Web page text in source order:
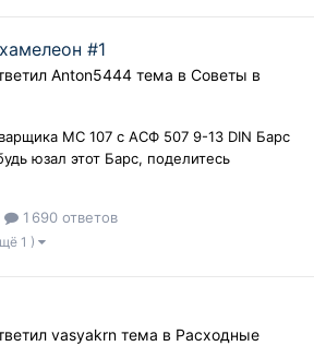
#1
Anton5444 тема в Советы в
МС 107 с АСФ 507 9-13 DIN Барс
юзал этот Барс, поделитесь
1 690 ответов
1 )
vasyakrn тема в Расходные